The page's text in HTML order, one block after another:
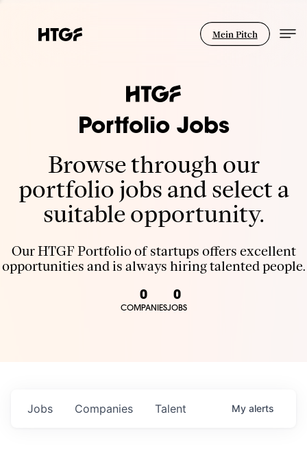
Mein Pitch
Portfolio Jobs
Browse through our
portfolio jobs and select a
suitable opportunity.
Our HTGF Portfolio of startups offers excellent
opportunities and is always hiring talented people.
0
COMPANIES
0
JOBS
Jobs Companies Talent My alerts